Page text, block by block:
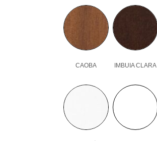
CAOBA IMBUIA CLARA